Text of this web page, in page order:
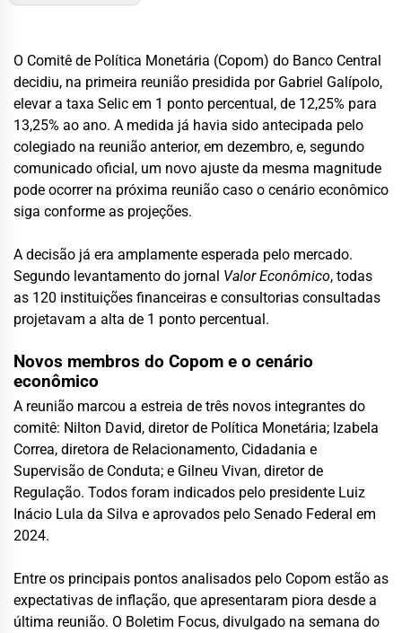
O Comitê de Política Monetária (Copom) do Banco Central
decidiu, na primeira reunião presidida por Gabriel Galípolo,
elevar a taxa Selic em 1 ponto percentual, de 12,25% para
13,25% ao ano. A medida já havia sido antecipada pelo
colegiado na reunião anterior, em dezembro, e, segundo
comunicado oficial, um novo ajuste da mesma magnitude
pode ocorrer na próxima reunião caso o cenário econômico
siga conforme as projeções.
A decisão já era amplamente esperada pelo mercado.
Segundo levantamento do jornal Valor Econômico, todas
as 120 instituições financeiras e consultorias consultadas
projetavam a alta de 1 ponto percentual.
Novos membros do Copom e o cenário
econômico
A reunião marcou a estreia de três novos integrantes do
comitê: Nilton David, diretor de Política Monetária; Izabela
Correa, diretora de Relacionamento, Cidadania e
Supervisão de Conduta; e Gilneu Vivan, diretor de
Regulação. Todos foram indicados pelo presidente Luiz
Inácio Lula da Silva e aprovados pelo Senado Federal em
2024.
Entre os principais pontos analisados pelo Copom estão as
expectativas de inflação, que apresentaram piora desde a
última reunião. O Boletim Focus, divulgado na semana do